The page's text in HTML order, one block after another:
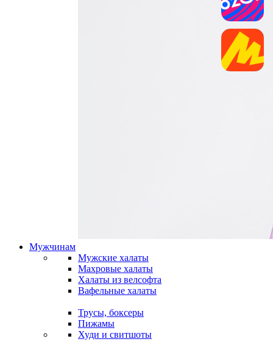
Мужчинам
Мужские халаты
Махровые халаты
Халаты из велсофта
Вафельные халаты
Трусы, боксеры
Пижамы
Худи и свитшоты